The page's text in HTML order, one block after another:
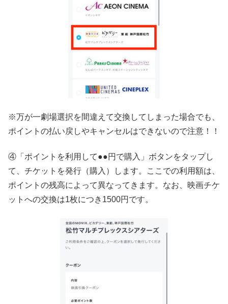
※万が一劇場選択を間違えて交換してしまった場合でも、
ポイントの払い戻しやキャンセルはできないので注意！！
④「ポイントを利用して●●円で購入」ボタンをタップし
て、チケットを発行（購入）します。ここでの利用額は、
ポイントの残高によって異なってきます。なお、映画チケ
ットへの交換は1枚につき1500円です。